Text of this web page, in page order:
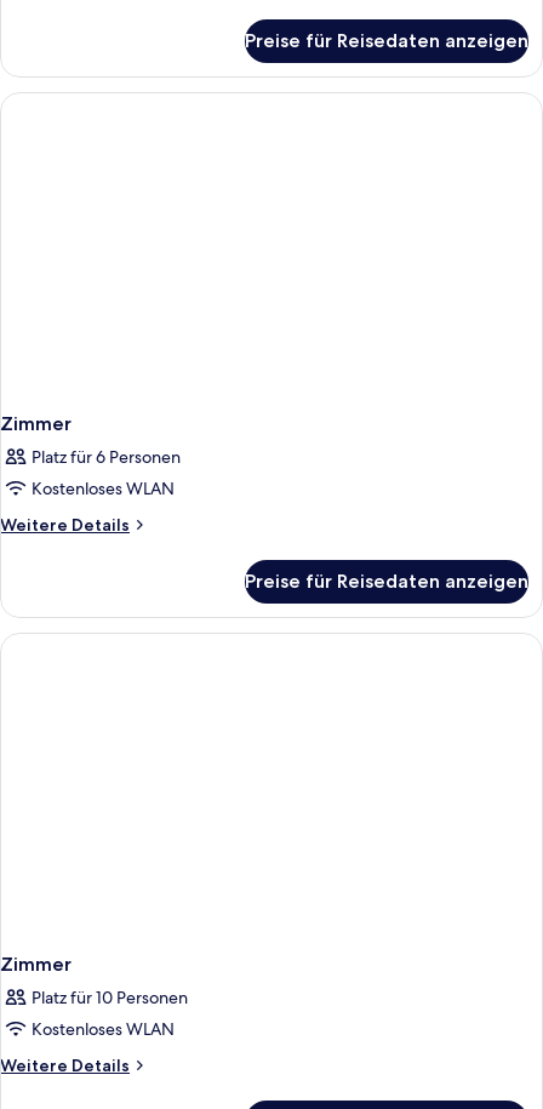
Preise für Reisedaten anzeigen
Zimmer
Platz für 6 Personen
Kostenloses WLAN
Weitere Details
Weitere
Preise für Reisedaten anzeigen
Zimmer
Platz für 10 Personen
Kostenloses WLAN
Weitere Details
Weitere